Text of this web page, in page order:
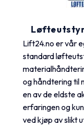
Lift24.no er vår
standard
og håndtering til
en av de eldste
erfaringen og
ved kjøp av slikt